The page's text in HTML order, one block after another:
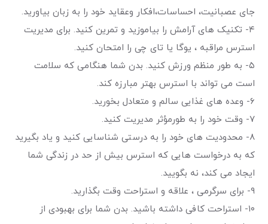
جای عصبانیت، احساسات،افکار وعقاید خود را به زبان بیاورید.
۴- تکنیک های آرامش را بیاموزید و تمرین کنید. برای مدیریت
استرس مراقبه ، یوگا یا تای چی را امتحان کنید.
۵- به طور منظم ورزش کنید. بدن شما هنگامی که سلامت
است می تواند با استرس بهتر مبارزه کند.
۶- وعده های غذایی سالم و متعادل بخورید.
۷- وقت خود را به طورمؤثر مدیریت کنید.
۸- محدودیت های خود را به درستی شناسایی کنید و یاد بگیرید
که به درخواست هایی که استرس بیش از حد در زندگی شما
ایجاد می کند، نه بگویید.
۹- برای سرگرمی ، علاقه و استراحت وقت بگذارید.
۱۰- استراحت کافی داشته باشید. بدن شما برای بهبودی از